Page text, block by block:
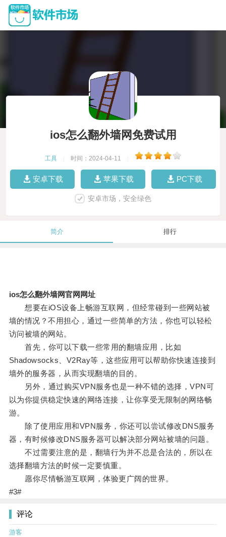
ios怎么翻外墙网免费试用
工具 时间：2024-04-11
安卓下载 苹果下载 PC下载
安卓市场，安全绿色
简介 排行
ios怎么翻外墙网官网网址
想要在iOS设备上畅游互联网，但经常碰到一些网站被
墙的情况？不用担心，通过一些简单的方法，你也可以轻松
访问被墙的网站。
首先，你可以下载一些常用的翻墙应用，比如
Shadowsocks、V2Ray等，这些应用可以帮助你快速连接到
墙外的服务器，从而实现翻墙的目的。
另外，通过购买VPN服务也是一种不错的选择，VPN可
以为你提供稳定快速的网络连接，让你享受无限制的网络畅
游。
除了使用应用和VPN服务，你还可以尝试修改DNS服务
器，有时候修改DNS服务器可以解决部分网站被墙的问题。
不过需要注意的是，翻墙行为并不总是合法的，所以在
选择翻墙方法的时候一定要慎重。
愿你尽情畅游互联网，体验更广阔的世界。
#3#
评论
游客